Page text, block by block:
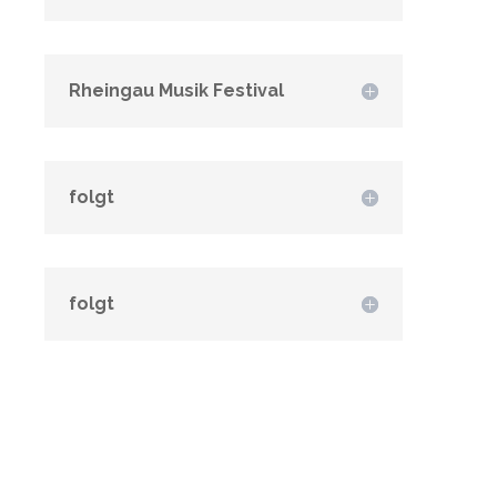
Rheingau Musik Festival
folgt
folgt